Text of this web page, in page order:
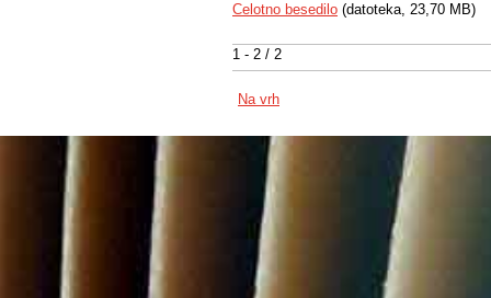
1 - 2 / 2
Celotno besedilo (datoteka, 23,70 MB)
Na vrh